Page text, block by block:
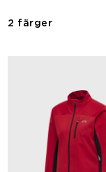
2 färger